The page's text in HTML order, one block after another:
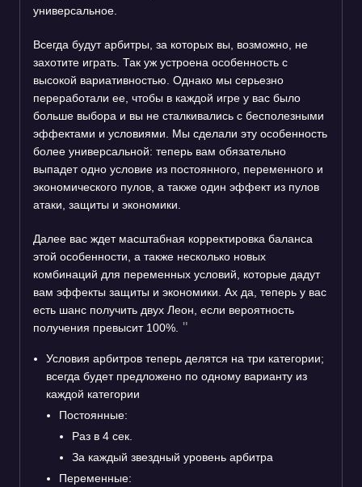
универсальное.
Всегда будут арбитры, за которых вы, возможно, не
захотите играть. Так уж устроена особенность с
высокой вариативностью. Однако мы серьезно
переработали ее, чтобы в каждой игре у вас было
больше выбора и вы не сталкивались с бесполезными
эффектами и условиями. Мы сделали эту особенность
более универсальной: теперь вам обязательно
выпадет одно условие из постоянного, переменного и
экономического пулов, а также один эффект из пулов
атаки, защиты и экономики.
Далее вас ждет масштабная корректировка баланса
этой особенности, а также несколько новых
комбинаций для переменных условий, которые дадут
вам эффекты защиты и экономики. Ах да, теперь у вас
есть шанс получить двух Леон, если вероятность
получения превысит 100%.
Условия арбитров теперь делятся на три категории;
всегда будет предложено по одному варианту из
каждой категории
Постоянные:
Раз в 4 сек.
За каждый звездный уровень арбитра
Переменные: